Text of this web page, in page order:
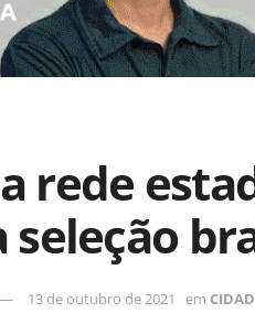
rede
13 de outubro de 2021 em